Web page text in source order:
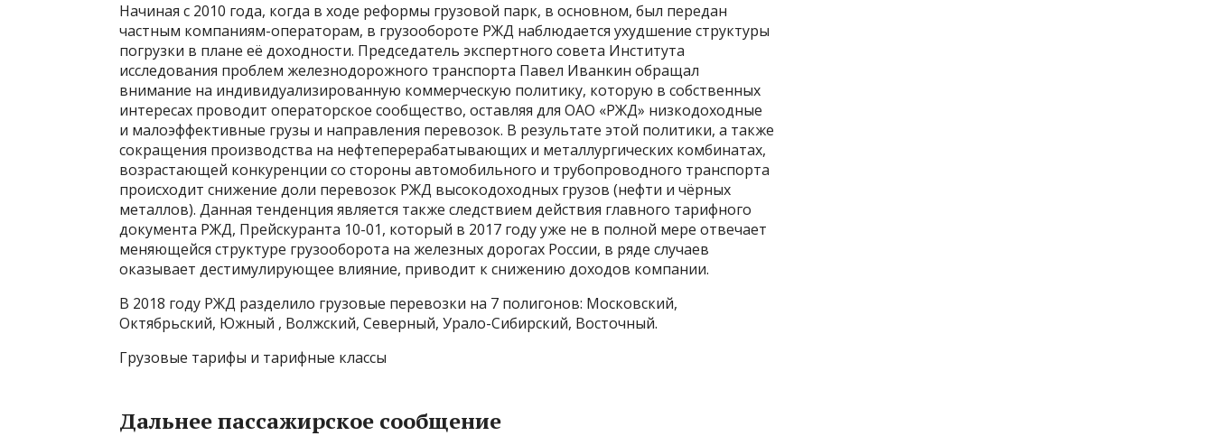
Начиная с 2010 года, когда в ходе реформы грузовой парк, в основном, был передан
частным компаниям-операторам, в грузообороте РЖД наблюдается ухудшение структуры
погрузки в плане её доходности. Председатель экспертного совета Института
исследования проблем железнодорожного транспорта Павел Иванкин обращал
внимание на индивидуализированную коммерческую политику, которую в собственных
интересах проводит операторское сообщество, оставляя для ОАО «РЖД» низкодоходные
и малоэффективные грузы и направления перевозок. В результате этой политики, а также
сокращения производства на нефтеперерабатывающих и металлургических комбинатах,
возрастающей конкуренции со стороны автомобильного и трубопроводного транспорта
происходит снижение доли перевозок РЖД высокодоходных грузов (нефти и чёрных
металлов). Данная тенденция является также следствием действия главного тарифного
документа РЖД, Прейскуранта 10-01, который в 2017 году уже не в полной мере отвечает
меняющейся структуре грузооборота на железных дорогах России, в ряде случаев
оказывает дестимулирующее влияние, приводит к снижению доходов компании.
В 2018 году РЖД разделило грузовые перевозки на 7 полигонов: Московский,
Октябрьский, Южный , Волжский, Северный, Урало-Сибирский, Восточный.
Грузовые тарифы и тарифные классы
Дальнее пассажирское сообщение